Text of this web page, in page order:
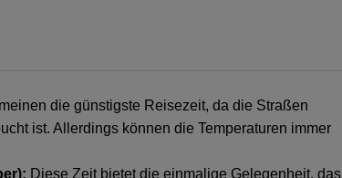
die günstigste Reisezeit, da die Straßen
ist. Allerdings können die Temperaturen immer
Diese Zeit bietet die einmalige Gelegenheit, das